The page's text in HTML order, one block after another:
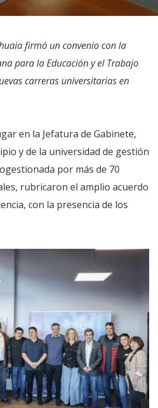
firmó un convenio con la
para la Educación y el Trabajo
carreras universitarias en
en la Jefatura de Gabinete,
y de la universidad de gestión
por más de 70
rubricaron el amplio acuerdo
con la presencia de los